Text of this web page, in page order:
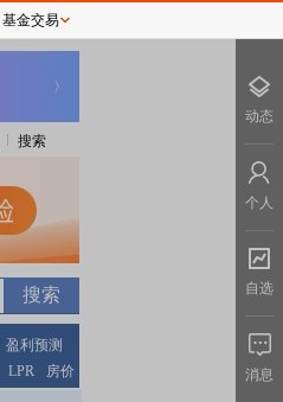
搜索
盈利预测
LPR 房价
基金交易
动态
个人
自选
消息